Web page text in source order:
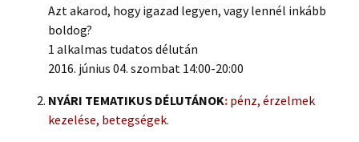
Azt akarod, hogy igazad legyen, vagy lennél inkább
boldog?
1 alkalmas tudatos délután
2016. június 04. szombat 14:00-20:00
NYÁRI TEMATIKUS DÉLUTÁNOK: pénz, érzelmek
kezelése, betegségek.